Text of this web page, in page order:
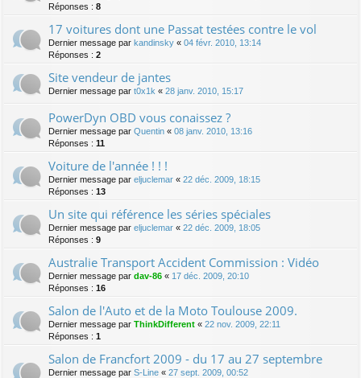
Réponses : 8
17 voitures dont une Passat testées contre le vol
Dernier message par kandinsky « 04 févr. 2010, 13:14
Réponses : 2
Site vendeur de jantes
Dernier message par t0x1k « 28 janv. 2010, 15:17
PowerDyn OBD vous conaissez ?
Dernier message par Quentin « 08 janv. 2010, 13:16
Réponses : 11
Voiture de l'année ! ! !
Dernier message par eljuclemar « 22 déc. 2009, 18:15
Réponses : 13
Un site qui référence les séries spéciales
Dernier message par eljuclemar « 22 déc. 2009, 18:05
Réponses : 9
Australie Transport Accident Commission : Vidéo
Dernier message par dav-86 « 17 déc. 2009, 20:10
Réponses : 16
Salon de l'Auto et de la Moto Toulouse 2009.
Dernier message par ThinkDifferent « 22 nov. 2009, 22:11
Réponses : 1
Salon de Francfort 2009 - du 17 au 27 septembre
Dernier message par S-Line « 27 sept. 2009, 00:52